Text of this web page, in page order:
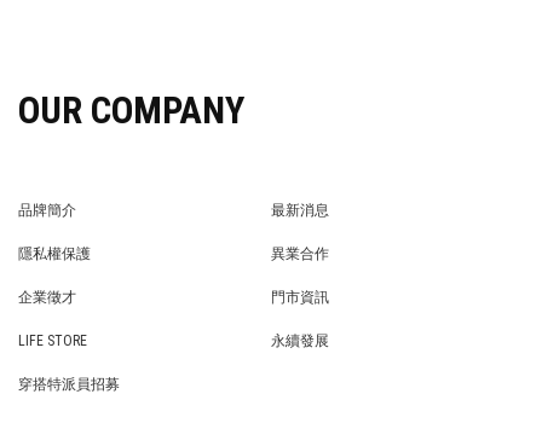
OUR COMPANY
品牌簡介
最新消息
隱私權保護
異業合作
企業徵才
門市資訊
LIFE STORE
永續發展
穿搭特派員招募